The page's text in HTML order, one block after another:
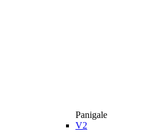
Panigale
V2